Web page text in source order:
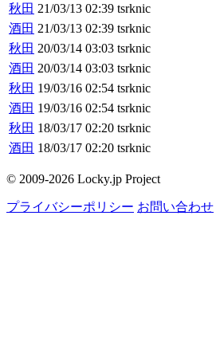
秋田 21/03/13 02:39 tsrknic
酒田 21/03/13 02:39 tsrknic
秋田 20/03/14 03:03 tsrknic
酒田 20/03/14 03:03 tsrknic
秋田 19/03/16 02:54 tsrknic
酒田 19/03/16 02:54 tsrknic
秋田 18/03/17 02:20 tsrknic
酒田 18/03/17 02:20 tsrknic
© 2009-2026 Locky.jp Project
プライバシーポリシー お問い合わせ